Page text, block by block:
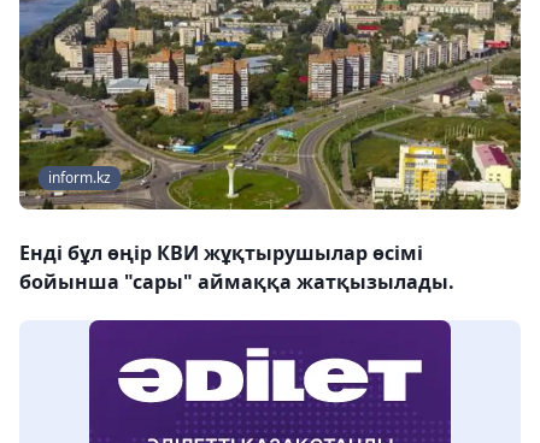
inform.kz
Енді бұл өңір КВИ жұқтырушылар өсімі
бойынша "сары" аймаққа жатқызылады.